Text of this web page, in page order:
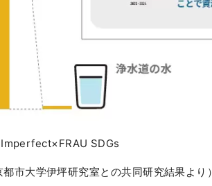
SDGs
市大学伊坪研究室との共同研究結果より）